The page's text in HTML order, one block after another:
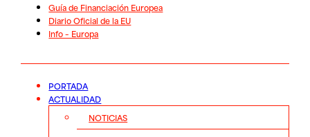
Guía de Financiación Europea
Diario Oficial de la EU
Info – Europa
PORTADA
ACTUALIDAD
NOTICIAS